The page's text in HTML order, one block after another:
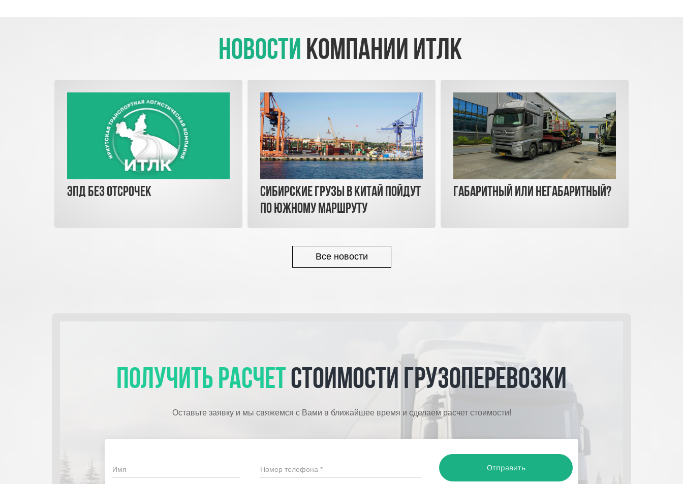
новости компании ИТЛК
ЭПД без отсрочек
Сибирские грузы в Китай пойдут
по южному маршруту
Габаритный или негабаритный?
Все новости
Получить расчет стоимости грузоперевозки
Оставьте заявку и мы свяжемся с Вами в ближайшее время и сделаем расчет стоимости!
Имя Номер телефона * Отправить